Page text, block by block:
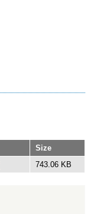
Size
743.06 KB